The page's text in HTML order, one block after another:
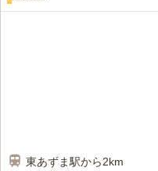
東あずま駅から2km